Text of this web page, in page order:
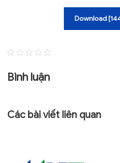
Download
Bình luận
Các bài viết liên quan